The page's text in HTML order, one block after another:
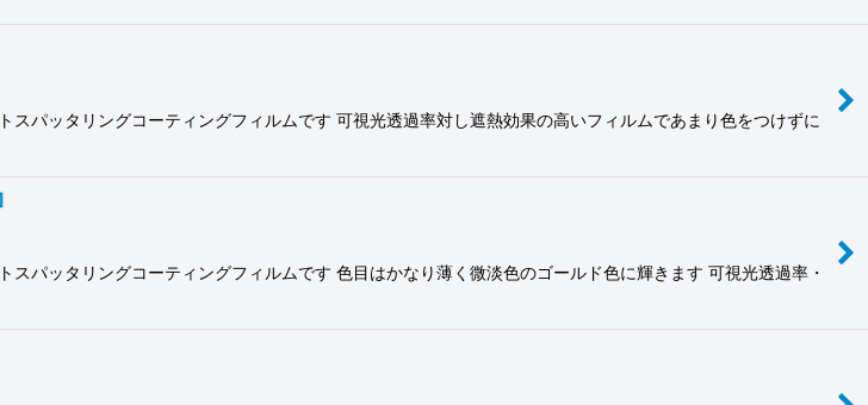
パッタリングコーティングフィルムです 可視光透過率対し遮熱効果の高いフィルムであまり色をつけずに
パッタリングコーティングフィルムです 色目はかなり薄く微淡色のゴールド色に輝きます 可視光透過率・